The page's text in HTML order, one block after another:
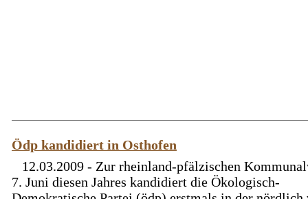
Ödp kandidiert in Osthofen
12.03.2009 - Zur rheinland-pfälzischen
7. Juni diesen Jahres kandidiert die Ökologisch-